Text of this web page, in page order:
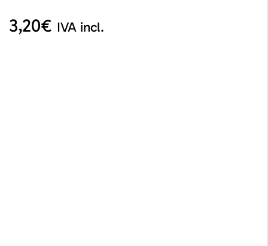
3,20€ IVA incl.